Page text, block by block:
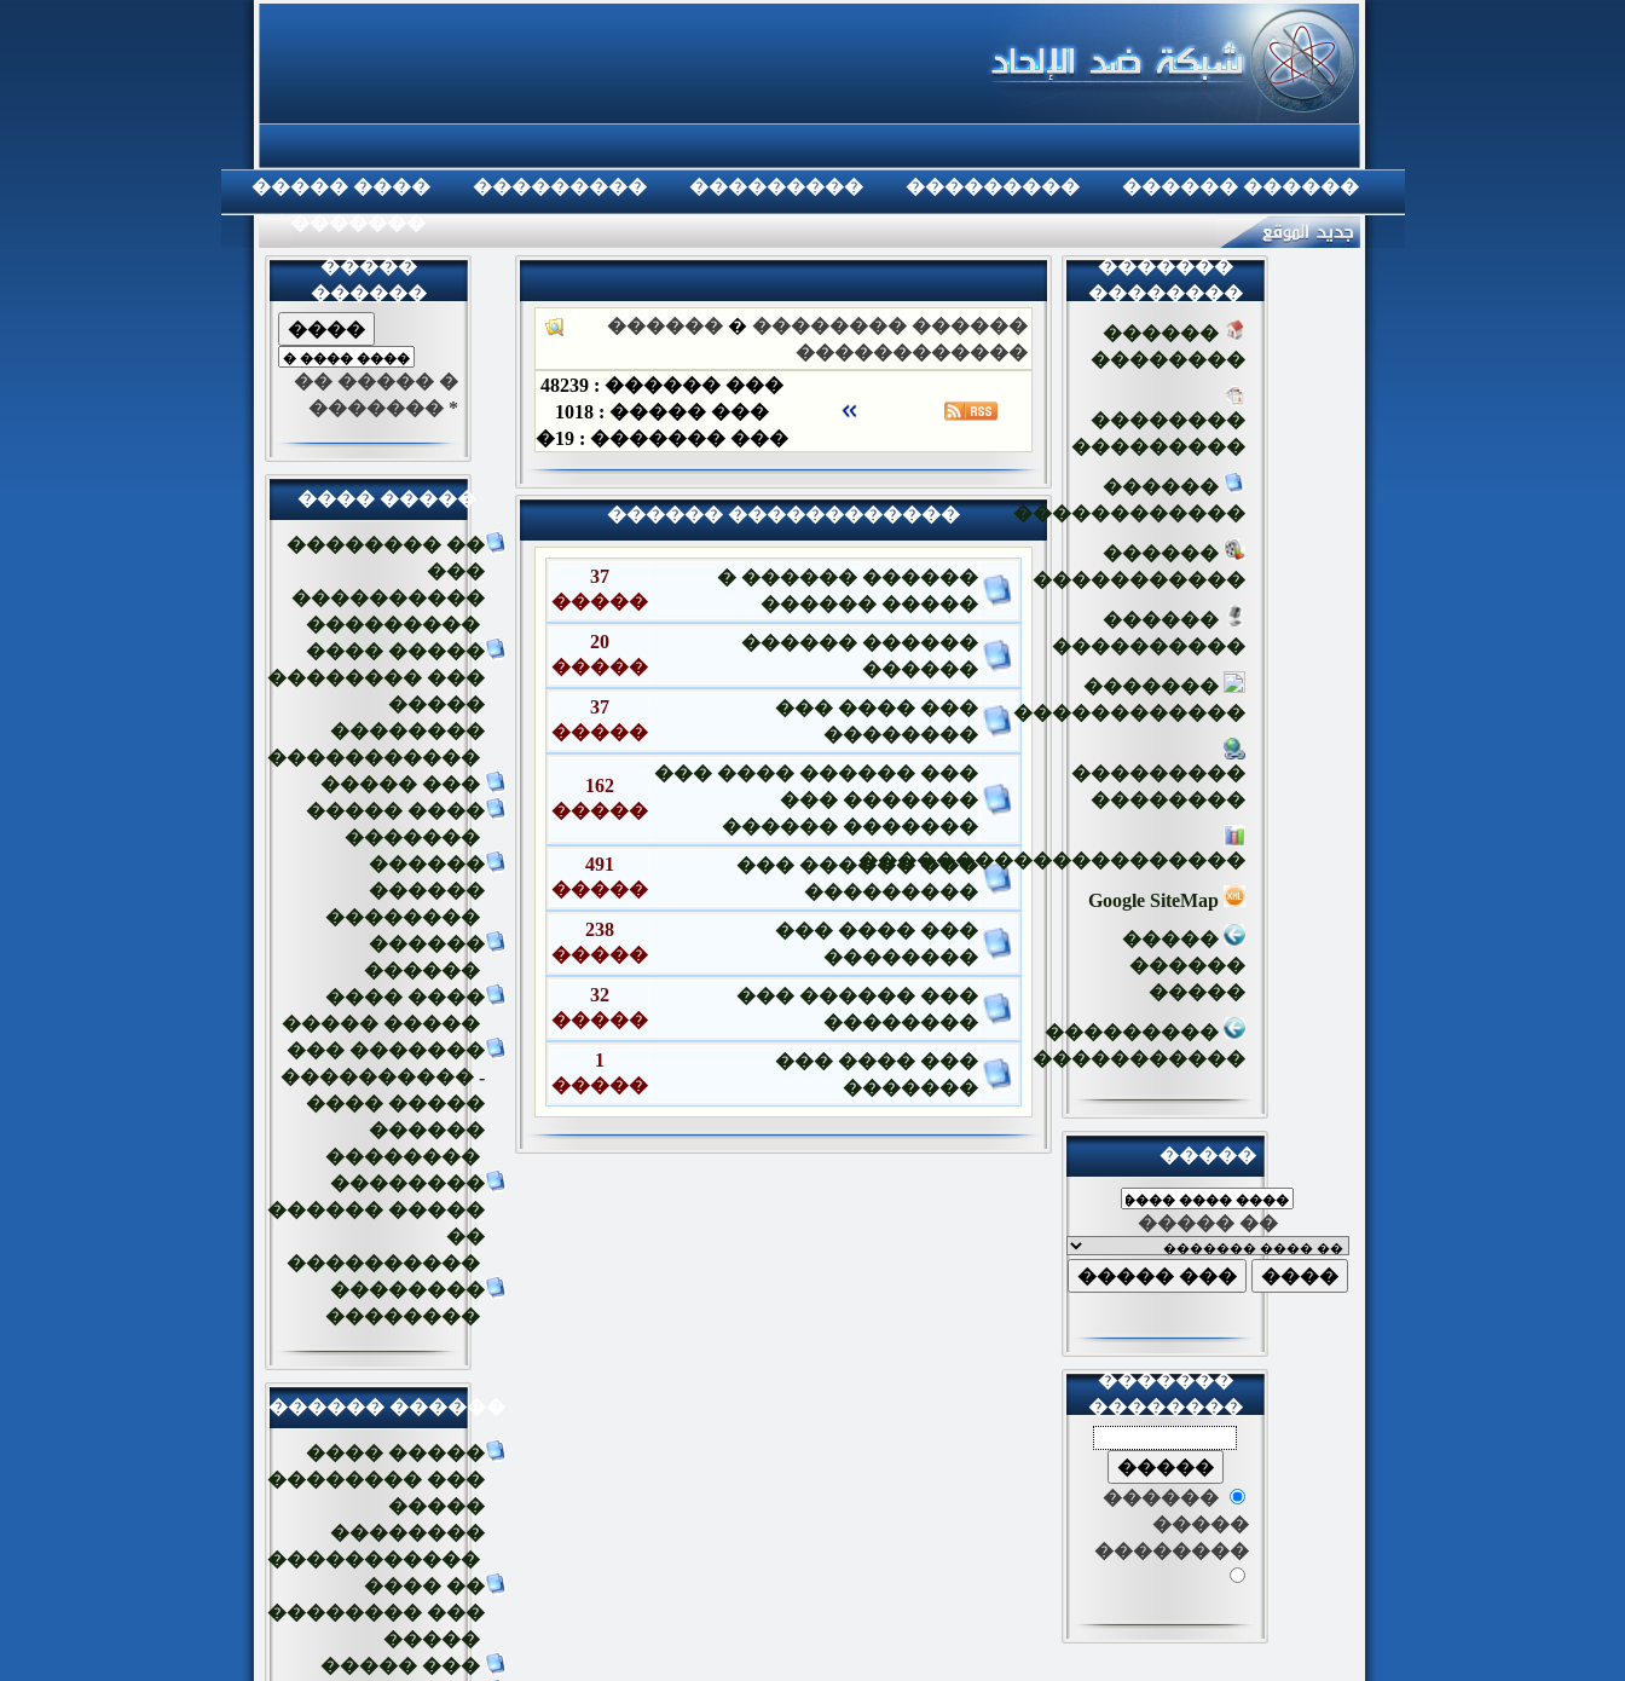
���� ����� ��������� ��������� ���������
������ ������
�����
������
�� ����� �
������� *
���� �����
�������� ��
���
����������
���������
���� �����
�������� ���
�����
��������
�����������
����� ���
����� ����
�������
������
������
��������
������
������
���� ����
����� �����
��� �������
���������� -
���� �����
������
��������
��������
������ �����
��
����������
��������
��������
������ ������
���� �����
�������� ���
�����
��������
�����������
���� ��
�������� ���
�����
����� ���
������ ��������
�
������
������������
��� ������ :
48239
��� ����� :
1018
��� ������� :
19
�
������ ������������
������ ������ �
����� ������
37
�����
������ ������
������
20
�����
��� ���� ���
��������
37
�����
��� ������ ���� ���
������� ���
������� ������
162
�����
��� ������ ���
���������
491
�����
��� ���� ���
��������
238
�����
��� ������ ���
��������
32
�����
��� ���� ���
�������
1
�����
�������
��������
������
��������
��������
���������
������
������������
������
�����������
������
����������
�������
������������
���������
��������
��������������������
�����
������
�����
���������
�����������
�����
����� ��
�������
��������
������
�����
��������